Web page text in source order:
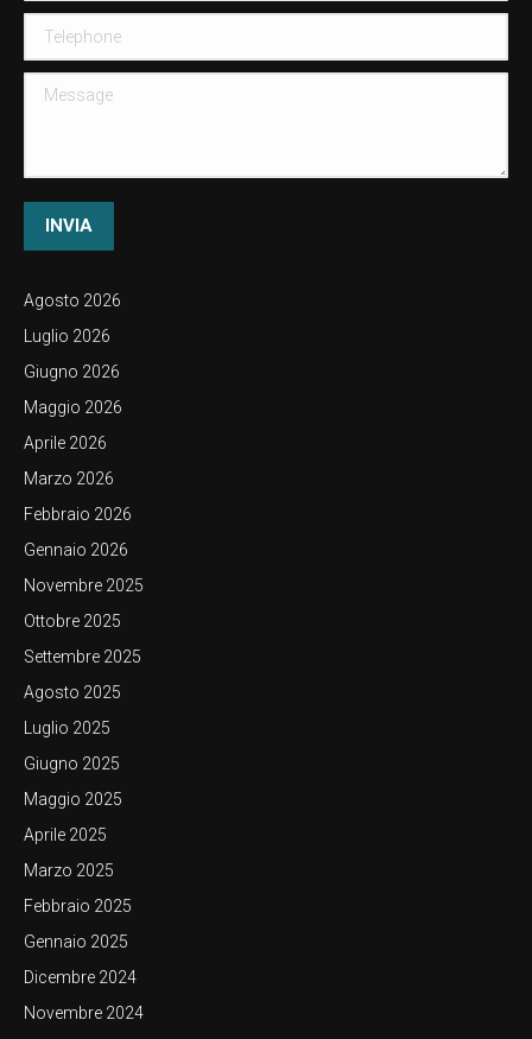
Telephone
Message
INVIA
Agosto 2026
Luglio 2026
Giugno 2026
Maggio 2026
Aprile 2026
Marzo 2026
Febbraio 2026
Gennaio 2026
Novembre 2025
Ottobre 2025
Settembre 2025
Agosto 2025
Luglio 2025
Giugno 2025
Maggio 2025
Aprile 2025
Marzo 2025
Febbraio 2025
Gennaio 2025
Dicembre 2024
Novembre 2024